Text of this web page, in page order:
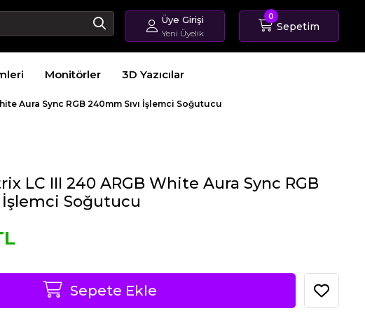
Üye Girişi
Yeni Üyelik
Üye Ol
0
Sepetim
Monitörler 3D Yazıcılar
Aura Sync RGB 240mm Sıvı İşlemci Soğutucu
LC III 240 ARGB White Aura Sync RGB
İşlemci Soğutucu
Sepete Ekle